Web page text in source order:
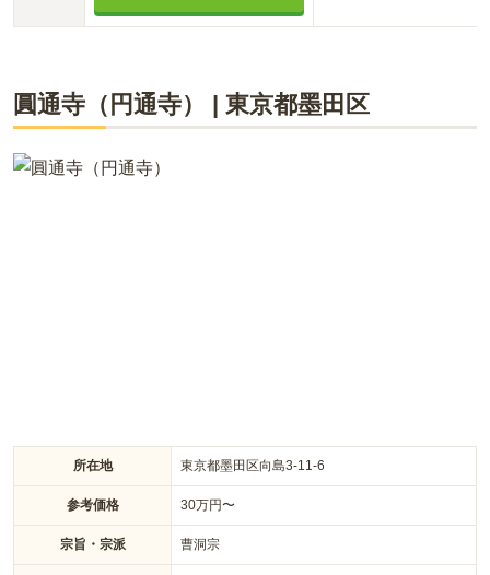
圓通寺（円通寺） 東京都墨田区
所在地 東京都墨田区向島3-11-6
参考価格 30万円〜
宗旨・宗派 曹洞宗